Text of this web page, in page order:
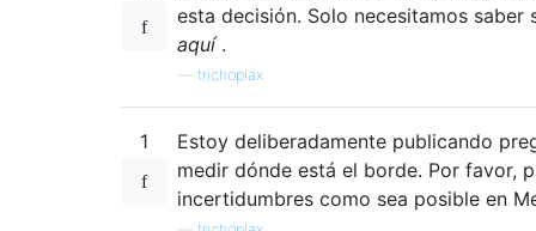
esta decisión. Solo necesitamos saber
aquí.
trichoplax
1
Estoy deliberadamente publicando
medir dónde está el borde. Por favor,
incertidumbres como sea posible en